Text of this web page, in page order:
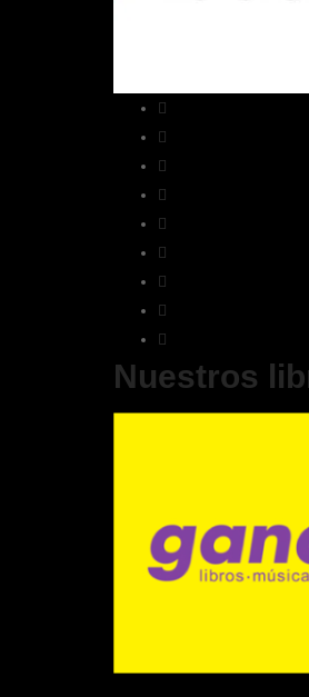
Nuestros